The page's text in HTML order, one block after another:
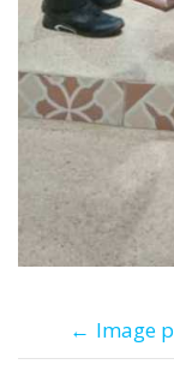
Image